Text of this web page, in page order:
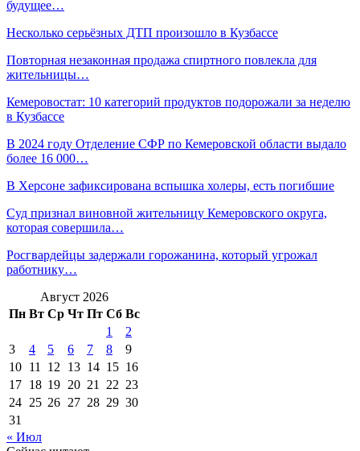
будущее…
Несколько серьёзных ДТП произошло в Кузбассе
Повторная незаконная продажа спиртного повлекла для
жительницы…
Кемеровостат: 10 категорий продуктов подорожали за неделю
в Кузбассе
В 2024 году Отделение СФР по Кемеровской области выдало
более 16 000…
В Херсоне зафиксирована вспышка холеры, есть погибшие
Суд признал виновной жительницу Кемеровского округа,
которая совершила…
Росгвардейцы задержали горожанина, который угрожал
работнику…
Август 2026
Пн Вт Ср Чт Пт Сб Вс
1
2
3
4 5 6 7 8
9
10 11 12 13 14 15 16
17 18 19 20 21 22 23
24 25 26 27 28 29 30
31
« Июл